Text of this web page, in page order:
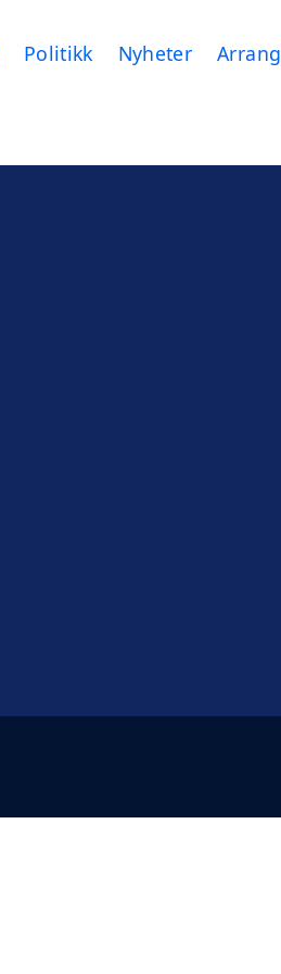
Politikk Nyheter